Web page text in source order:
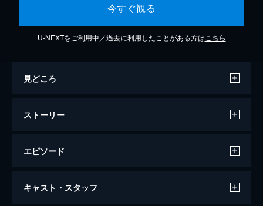
今すぐ観る
U-NEXTをご利用中／過去に利用したことがある方は こちら
見どころ
ストーリー
エピソード
行き止まりの世界に生まれて
キャスト・スタッフ